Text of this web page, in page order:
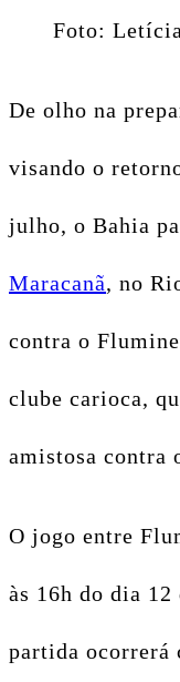
Foto:
De olho na
visando o
julho, o Bahia
Maracanã, no
contra o
clube carioca,
amistosa contra
O jogo entre
às 16h do dia
partida ocorrerá